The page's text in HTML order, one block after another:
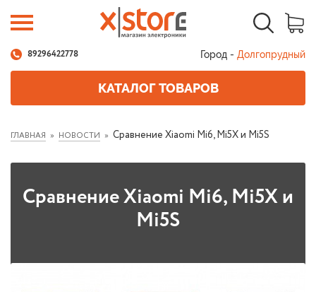
89296422778 Город - Долгопрудный
КАТАЛОГ ТОВАРОВ
ГЛАВНАЯ НОВОСТИ Сравнение Xiaomi Mi6, Mi5X и Mi5S
Сравнение Xiaomi Mi6, Mi5X и
Mi5S